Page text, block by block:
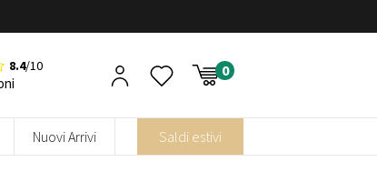
8.4/10
Nuovi Arrivi Saldi estivi